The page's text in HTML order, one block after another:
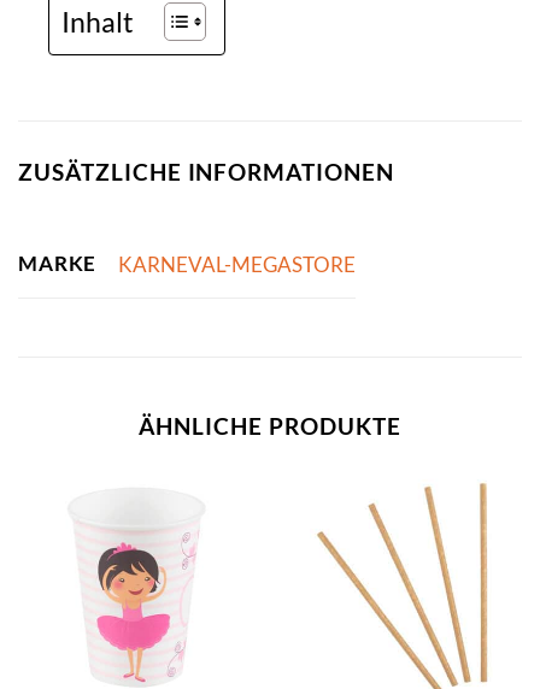
Inhalt
ZUSÄTZLICHE INFORMATIONEN
MARKE KARNEVAL-MEGASTORE
ÄHNLICHE PRODUKTE